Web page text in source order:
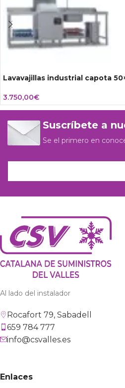
Lavavajillas industrial capota
3.750,00€
Suscríbete a
Se el primero en
Al lado del instalador
Rocafort 79, Sabadell
659 784 777
info@csvalles.es
Enlaces